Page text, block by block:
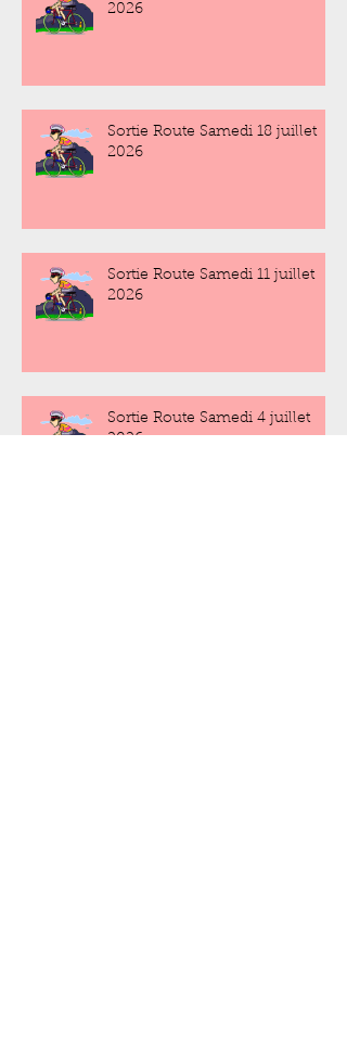
2026
Sortie Route Samedi 18 juillet
2026
Sortie Route Samedi 11 juillet
2026
Sortie Route Samedi 4 juillet
2026